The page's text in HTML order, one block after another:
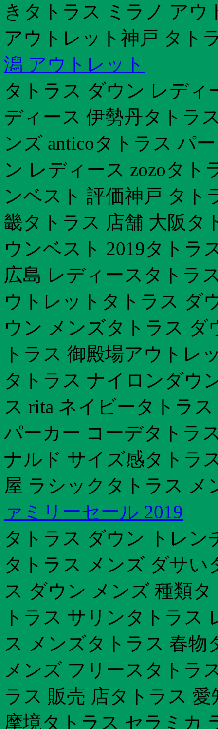
きタトラス ミラノ アウ
アウトレット神戸 タト
潟 アウトレット
タトラス ダウン レディ
ディース 伊勢丹タトラ
ンズ anticoタトラス パ
ン レディース zozoタト
ンベスト 評価神戸 タト
畿タトラス 店舗 大阪タ
ウンベスト 2019タトラ
広島 レディースタトラ
ウトレットタトラス ダ
ウン メンズタトラス ダ
トラス 御殿場アウトレ
タトラス ナイロンダウ
ス rita ネイビータトラ
パーカー コーデタトラ
ナルド サイズ感タトラ
屋 ラシックタトラス メ
ァミリーセール 2019
タトラス ダウン トレ
タトラス メンズ ダサい
ス ダウン メンズ 種類
トラス サリンタトラス
ス メンズタトラス 春物
メンズ フリースタトラ
ラス 販売 店タトラス
摩境タトラス セラミカ